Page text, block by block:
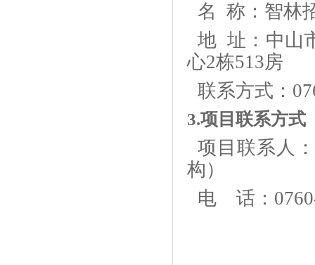
名 称：智林
地 址：中山
心2栋513房
联系方式：
3.项目联系方式
项目联系人：
构）
电
话：